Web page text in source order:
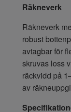
Räkneverk
Räkneverk
robust
avtagbar för
skruvas loss
räckvidd på
av